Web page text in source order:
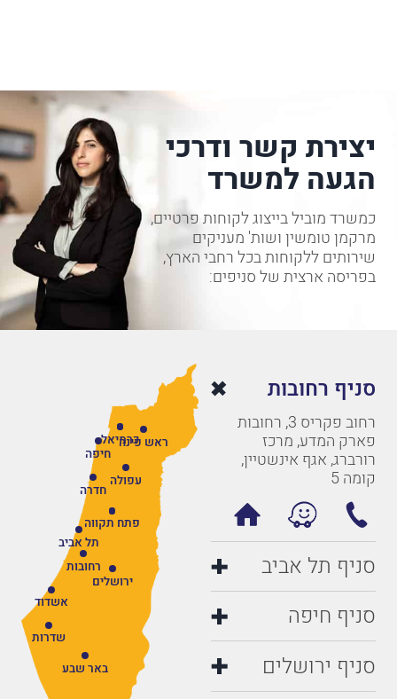
יצירת קשר ודרכי
הגעה למשרד
כמשרד מוביל בייצוג לקוחות פרטיים,
מרקמן טומשין ושות' מעניקים
שירותים ללקוחות בכל רחבי הארץ,
בפריסה ארצית של סניפים:
סניף רחובות
רחוב פקריס 3, רחובות
פארק המדע, מרכז
רורברג, אגף אינשטיין,
קומה 5
סניף תל אביב
סניף חיפה
סניף ירושלים
רחובות
תל אביב
חיפה
ירושלים
פתח תקווה
חדרה
באר שבע
אשדוד
שדרות
עפולה
ראש פינהכרמיאל